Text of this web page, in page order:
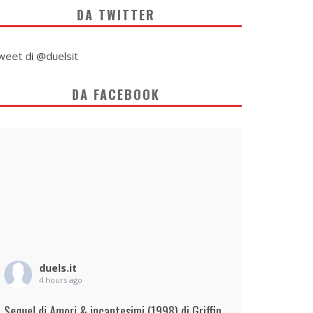
DA TWITTER
di @duelsit
DA FACEBOOK
duels.it
4 hours ago